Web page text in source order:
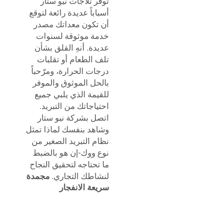
أسباباً عديدة رائعة لتوقع
أن تكون معداتك مصدر
خدمة موثوقة لسنوات
عديدة. أنهِ القلق بشأن
تلف الطعام أو تقلبات
درجات الحرارة، ومرّحباً
بالحل الموثوق والموفر
للقيمة الذي يلبي جميع
احتياجاتك من التبريد.
اتصل بشركة نيو ستار
وشاهد بنفسك لماذا تمثل
نظام التبريد الصغير من
نوع ووك-إن هو بالضبط
ما تحتاجه لتحقيق النجاح
لنشاطك التجاري.مجمدة
سريعة الانفجار